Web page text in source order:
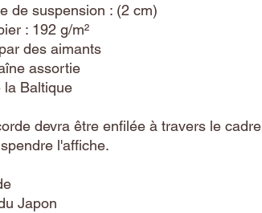
de suspension : (2 cm)
: 192 g/m²
des aimants
assortie
la Baltique
devra être enfilée à travers le cadre
l'affiche.
Japon